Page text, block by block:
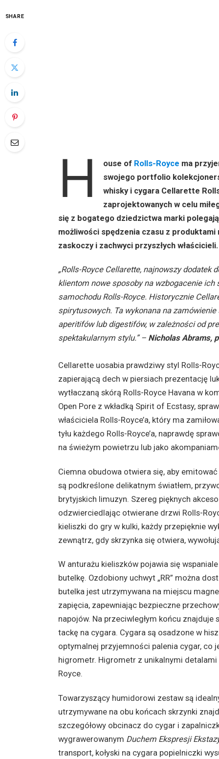
SHARE
H ouse of Rolls-Royce ma
swojego portfolio
whisky i cygara Cellarette
zaprojektowanych w celu
się z bogatego dziedzictwa marki
możliwości spędzenia czasu z
zaskoczy i zachwyci przyszłych właścicieli.
„Rolls-Royce Cellarette, najnowszy dodatek
klientom nowe sposoby na wzbogacenie
samochodu Rolls-Royce. Historycznie
spirytusowych. Ta wykonana na
aperitifów lub digestifów, w zależności od
spektakularnym stylu.” – Nicholas Abrams,
Cellarette uosabia prawdziwy styl Rolls-
zapierającą dech w piersiach prezentację
wytłaczaną skórą Rolls-Royce Havana w
Open Pore z wkładką Spirit of Ecstasy,
właściciela Rolls-Royce’a, który ma
tyłu każdego Rolls-Royce’a, naprawdę
na świeżym powietrzu lub jako
Ciemna obudowa otwiera się, aby
są podkreślone delikatnym światłem,
brytyjskich limuzyn. Szereg pięknych
odzwierciedlając otwierane drzwi Rolls-
kieliszki do gry w kulki, każdy przepięknie
zewnątrz, gdy skrzynka się otwiera,
W anturażu kieliszków pojawia się
butelkę. Ozdobiony uchwyt „RR” można
butelka jest utrzymywana na miejscu
zapięcia, zapewniając bezpieczne
napojów. Na przeciwległym końcu
tackę na cygara. Cygara są osadzone w
optymalnej przyjemności palenia cygar, co
higrometr. Higrometr z unikalnymi
Royce.
Towarzyszący humidorowi zestaw są
utrzymywane na obu końcach skrzynki
szczegółowy obcinacz do cygar i
wygrawerowanym Duchem Ekspresji
transport, kołyski na cygara popielniczki